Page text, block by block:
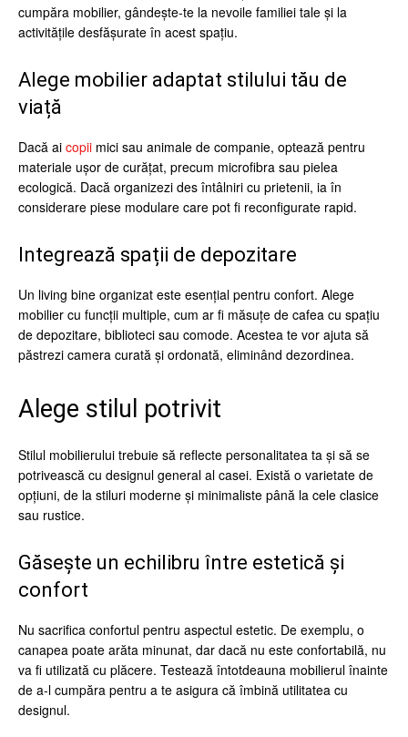
cumpăra mobilier, gândește-te la nevoile familiei tale și la
activitățile desfășurate în acest spațiu.
Alege mobilier adaptat stilului tău de
viață
Dacă ai copii mici sau animale de companie, optează pentru
materiale ușor de curățat, precum microfibra sau pielea
ecologică. Dacă organizezi des întâlniri cu prietenii, ia în
considerare piese modulare care pot fi reconfigurate rapid.
Integrează spații de depozitare
Un living bine organizat este esențial pentru confort. Alege
mobilier cu funcții multiple, cum ar fi măsuțe de cafea cu spațiu
de depozitare, biblioteci sau comode. Acestea te vor ajuta să
păstrezi camera curată și ordonată, eliminând dezordinea.
Alege stilul potrivit
Stilul mobilierului trebuie să reflecte personalitatea ta și să se
potrivească cu designul general al casei. Există o varietate de
opțiuni, de la stiluri moderne și minimaliste până la cele clasice
sau rustice.
Găsește un echilibru între estetică și
confort
Nu sacrifica confortul pentru aspectul estetic. De exemplu, o
canapea poate arăta minunat, dar dacă nu este confortabilă, nu
va fi utilizată cu plăcere. Testează întotdeauna mobilierul înainte
de a-l cumpăra pentru a te asigura că îmbină utilitatea cu
designul.